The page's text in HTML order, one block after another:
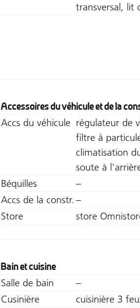
transversal, lit
Accessoires du véhicule et de la
Accs du véhicule régulateur de
filtre à
climatisation
soute à
Béquilles
–
Accs de la constr. –
Store
store
Bain et cuisine
Salle de bain
–
Cusinière
cuisinière 3